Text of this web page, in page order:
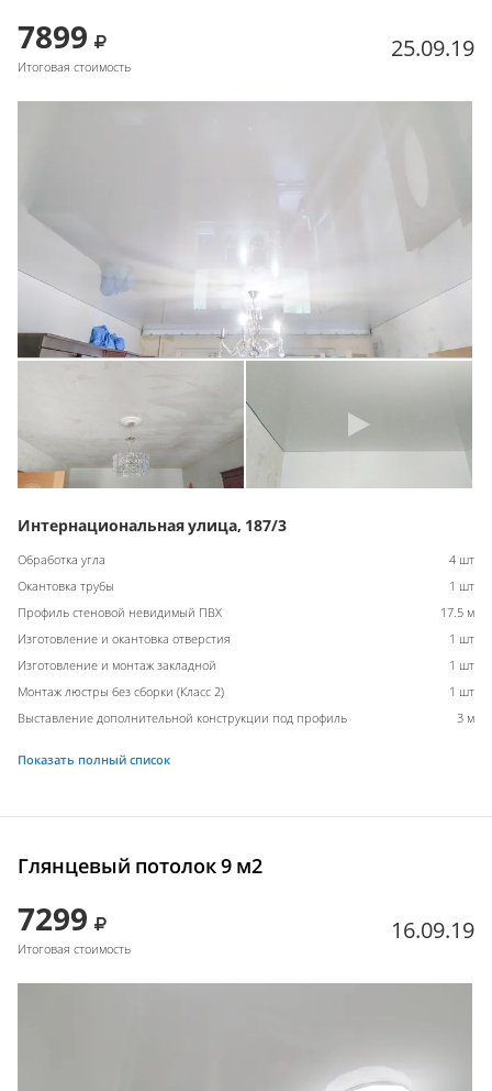
7899
Итоговая стоимость
25.09.19
Интернациональная улица, 187/3
Обработка угла
4 шт
Окантовка трубы
1 шт
Профиль стеновой невидимый ПВХ
17.5 м
Изготовление и окантовка отверстия
1 шт
Изготовление и монтаж закладной
1 шт
Монтаж люстры без сборки (Класс 2)
1 шт
Выставление дополнительной конструкции под профиль
3 м
Показать полный список
Глянцевый потолок 9 м2
7299
Итоговая стоимость
16.09.19